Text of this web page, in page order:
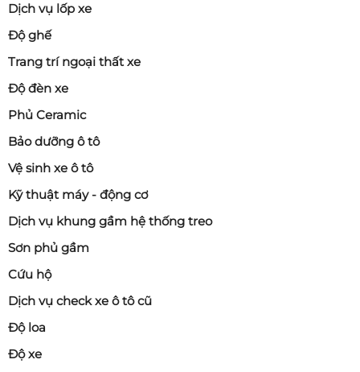
Dịch vụ lốp xe
Độ ghế
Trang trí ngoại thất xe
Độ đèn xe
Phủ Ceramic
Bảo dưỡng ô tô
Vệ sinh xe ô tô
Kỹ thuật máy - động cơ
Dịch vụ khung gầm hệ thống treo
Sơn phủ gầm
Cứu hộ
Dịch vụ check xe ô tô cũ
Độ loa
Độ xe